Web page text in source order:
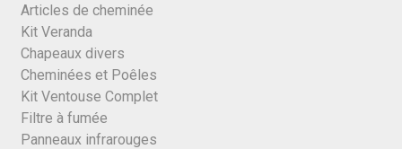
Articles de cheminée
Kit Veranda
Chapeaux divers
Cheminées et Poêles
Kit Ventouse Complet
Filtre à fumée
Panneaux infrarouges